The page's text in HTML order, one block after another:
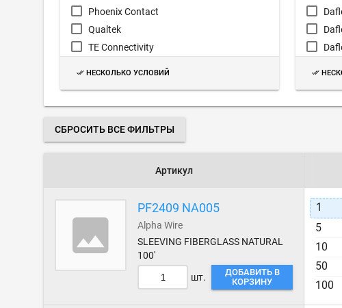
Phoenix Contact
Qualtek
TE Connectivity
НЕСКОЛЬКО УСЛОВИЙ
Q2-
СБРОСИТЬ ВСЕ ФИЛЬТРЫ
Артикул
PF2409 NA005
Alpha Wire
SLEEVING FIBERGLASS NATURAL
100'
шт.
ДОБАВИТЬ В
КОРЗИНУ
1
5
10
50
100